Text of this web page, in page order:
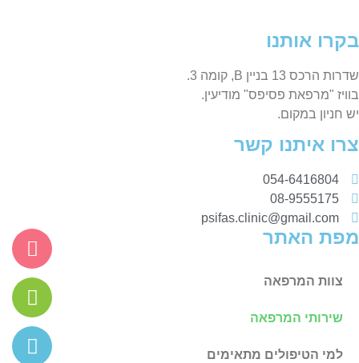
בקרו אותנו
שדרות הרכס 13 בניין B, קומה 3.
בוויז "מרפאת פסיפס" מודיעין.
יש חניון במקום.
צרו איתנו קשר
054-6416804
08-9555175
psifas.clinic@gmail.com
מפת האתר
צוות המרפאה
שירותי המרפאה
למי הטיפולים מתאימים